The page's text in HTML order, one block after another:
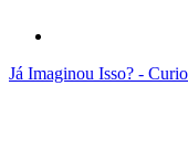
Já Imaginou Isso? -